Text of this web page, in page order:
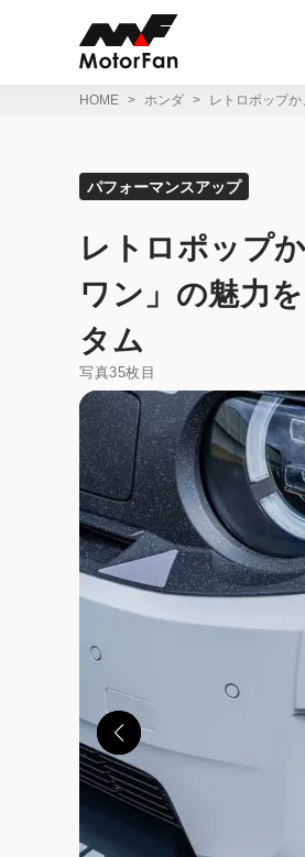
HOME ホンダ レトロポップ
パフォーマンスアップ
レトロポップ
ワン」の魅力
タム
写真35枚目